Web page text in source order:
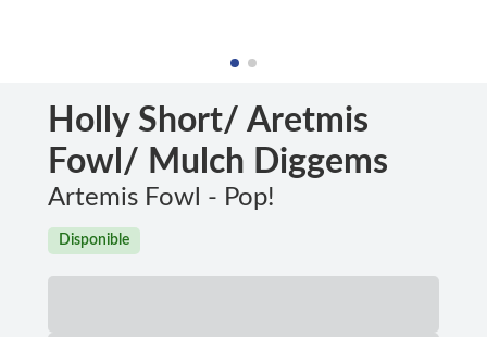
Holly Short/ Aretmis
Fowl/ Mulch Diggems
Artemis Fowl - Pop!
Disponible